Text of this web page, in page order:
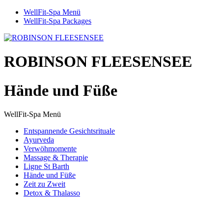
WellFit-Spa Menü
WellFit-Spa Packages
ROBINSON FLEESENSEE
Hände und Füße
WellFit-Spa Menü
Entspannende Gesichtsrituale
Ayurveda
Verwöhmomente
Massage & Therapie
Ligne St Barth
Hände und Füße
Zeit zu Zweit
Detox & Thalasso